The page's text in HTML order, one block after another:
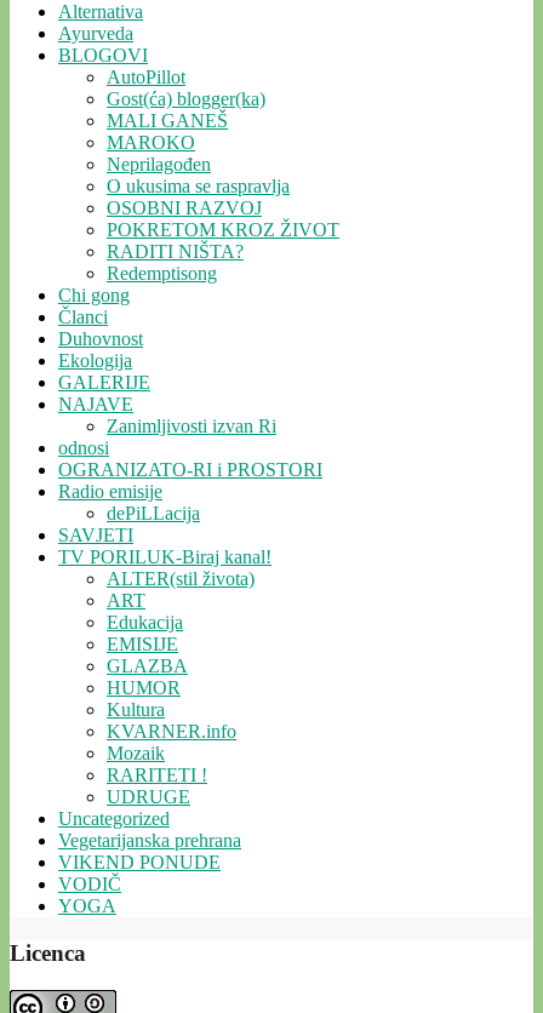
Alternativa
Ayurveda
BLOGOVI
AutoPillot
Gost(ća) blogger(ka)
MALI GANEŠ
MAROKO
Neprilagođen
O ukusima se raspravlja
OSOBNI RAZVOJ
POKRETOM KROZ ŽIVOT
RADITI NIŠTA?
Redemptisong
Chi gong
Članci
Duhovnost
Ekologija
GALERIJE
NAJAVE
Zanimljivosti izvan Ri
odnosi
OGRANIZATO-RI i PROSTORI
Radio emisije
dePiLLacija
SAVJETI
TV PORILUK-Biraj kanal!
ALTER(stil života)
ART
Edukacija
EMISIJE
GLAZBA
HUMOR
Kultura
KVARNER.info
Mozaik
RARITETI !
UDRUGE
Uncategorized
Vegetarijanska prehrana
VIKEND PONUDE
VODIČ
YOGA
Licenca